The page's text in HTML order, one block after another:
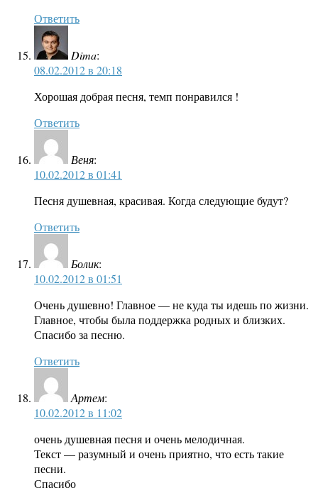
Ответить
Dima:
08.02.2012 в 20:18
Хорошая добрая песня, темп понравился !
Ответить
Веня:
10.02.2012 в 01:41
Песня душевная, красивая. Когда следующие будут?
Ответить
Болик:
10.02.2012 в 01:51
Очень душевно! Главное — не куда ты идешь по жизни.
Главное, чтобы была поддержка родных и близких.
Спасибо за песню.
Ответить
Артем:
10.02.2012 в 11:02
очень душевная песня и очень мелодичная.
Текст — разумный и очень приятно, что есть такие
песни.
Спасибо